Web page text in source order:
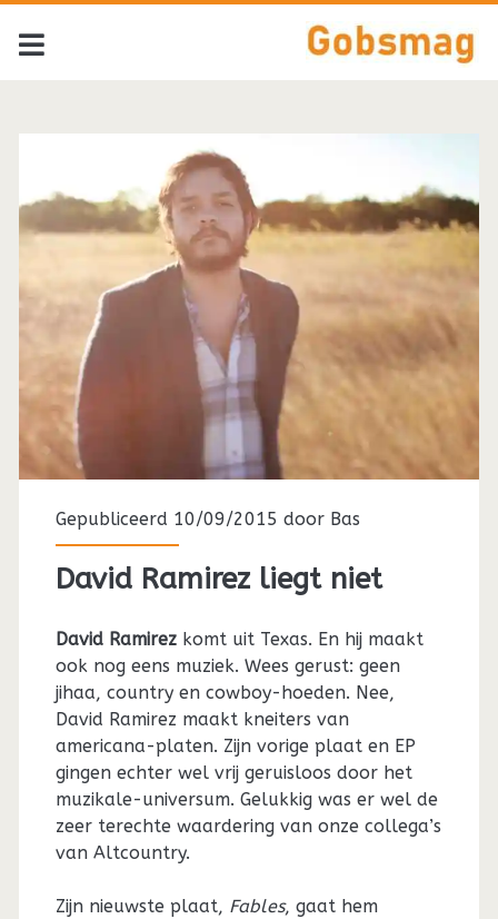
Gepubliceerd 10/09/2015 door Bas
David Ramirez liegt niet
David Ramirezkomt uit Texas. En hij maakt
ook nog eens muziek. Wees gerust: geen
jihaa, country en cowboy-hoeden. Nee,
David Ramirez maakt kneiters van
americana-platen. Zijn vorige plaat en EP
gingen echter wel vrij geruisloos door het
muzikale-universum. Gelukkig was er wel de
zeer terechte waardering van onze collega’s
van Altcountry.
Zijn nieuwste plaat, Fables, gaat hem